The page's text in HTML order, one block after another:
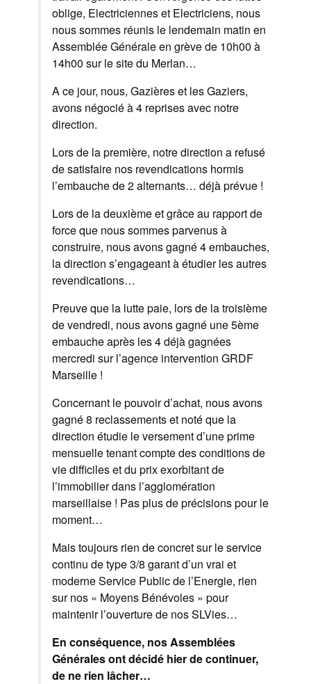
oblige, Electriciennes et Electriciens, nous
nous sommes réunis le lendemain matin en
Assemblée Générale en grève de 10h00 à
14h00 sur le site du Merlan…
A ce jour, nous, Gazières et les Gaziers,
avons négocié à 4 reprises avec notre
direction.
Lors de la première, notre direction a refusé
de satisfaire nos revendications hormis
l’embauche de 2 alternants… déjà prévue !
Lors de la deuxième et grâce au rapport de
force que nous sommes parvenus à
construire, nous avons gagné 4 embauches,
la direction s’engageant à étudier les autres
revendications…
Preuve que la lutte paie, lors de la troisième
de vendredi, nous avons gagné une 5ème
embauche après les 4 déjà gagnées
mercredi sur l’agence intervention GRDF
Marseille !
Concernant le pouvoir d’achat, nous avons
gagné 8 reclassements et noté que la
direction étudie le versement d’une prime
mensuelle tenant compte des conditions de
vie difficiles et du prix exorbitant de
l’immobilier dans l’agglomération
marseillaise ! Pas plus de précisions pour le
moment…
Mais toujours rien de concret sur le service
continu de type 3/8 garant d’un vrai et
moderne Service Public de l’Energie, rien
sur nos « Moyens Bénévoles » pour
maintenir l’ouverture de nos SLVies…
En conséquence, nos Assemblées
Générales ont décidé hier de continuer,
de ne rien lâcher…